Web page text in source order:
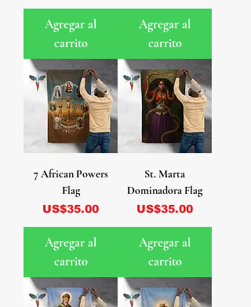
Agregar al
carrito
Agregar al
carrito
7 African Powers
Flag
Precio
US$35.00
Agregar al
carrito
St. Marta
Dominadora Flag
Precio
US$35.00
Agregar al
carrito